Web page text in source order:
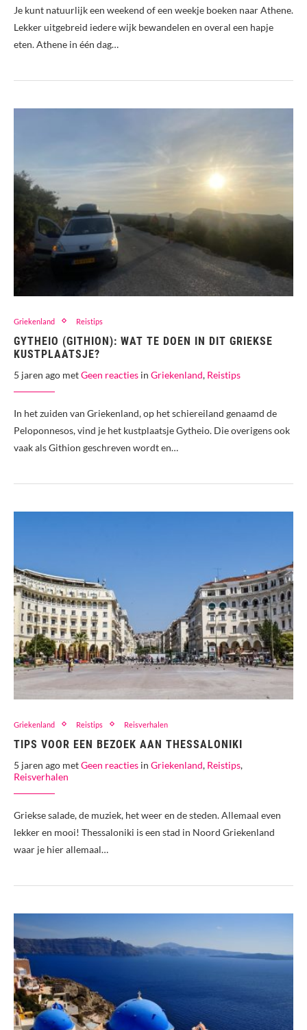
Je kunt natuurlijk een weekend of een weekje boeken naar Athene.
Lekker uitgebreid iedere wijk bewandelen en overal een hapje
eten. Athene in één dag…
Griekenland Reistips
GYTHEIO (GITHION): WAT TE DOEN IN DIT GRIEKSE
KUSTPLAATSJE?
5 jaren ago metGeen reacties in Griekenland, Reistips
In het zuiden van Griekenland, op het schiereiland genaamd de
Peloponnesos, vind je het kustplaatsje Gytheio. Die overigens ook
vaak als Githion geschreven wordt en…
Griekenland Reistips Reisverhalen
TIPS VOOR EEN BEZOEK AAN THESSALONIKI
5 jaren ago metGeen reacties in Griekenland, Reistips,
Reisverhalen
Griekse salade, de muziek, het weer en de steden. Allemaal even
lekker en mooi! Thessaloniki is een stad in Noord Griekenland
waar je hier allemaal…